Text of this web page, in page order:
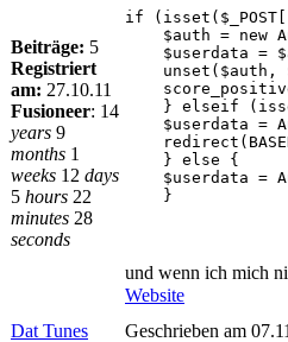
Beiträge: 5
Registriert
am: 27.10.11
Fusioneer: 14
years 9
months 1
weeks 12 days
5 hours 22
minutes 28
seconds
if
$auth = new
$userdata =
unset($auth,
} elseif
$userdata =
} else {
$userdata =
}
und wenn ich mich
Website
Dat Tunes
Geschrieben am